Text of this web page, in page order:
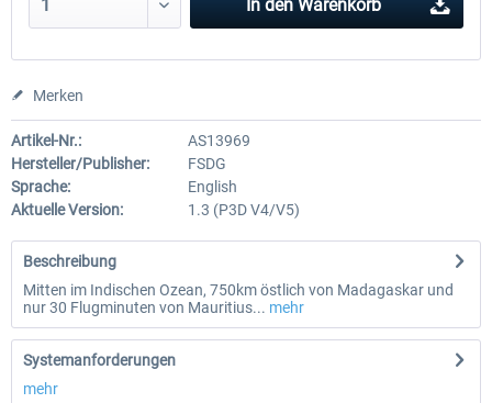
In den Warenkorb
Merken
Artikel-Nr.:
AS13969
Hersteller/Publisher:
FSDG
Sprache:
English
Aktuelle Version:
1.3 (P3D V4/V5)
Beschreibung
Mitten im Indischen Ozean, 750km östlich von Madagaskar und
nur 30 Flugminuten von Mauritius... mehr
Systemanforderungen
mehr